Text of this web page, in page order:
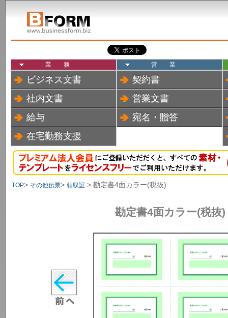
業務
ビジネス文書
社内文書
給与
在宅勤務支援
営業
契約書
営業文書
宛名・贈答
TOP> その他伝票> 領収証 > 勘定書4面カラー(税抜)
勘定書4面カラー(税抜)